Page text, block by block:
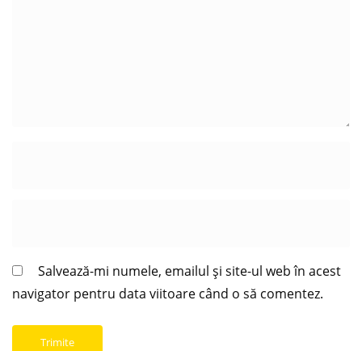
Salvează-mi numele, emailul și site-ul web în acest
navigator pentru data viitoare când o să comentez.